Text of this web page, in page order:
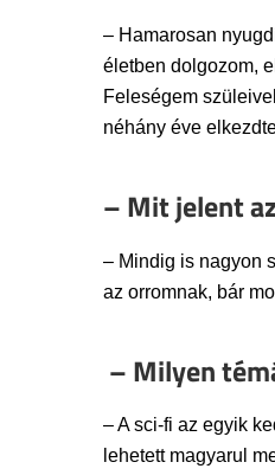
– Hamarosan
életben dolgozom,
Feleségem
néhány éve
– Mit jelent
– Mindig is nagyon
az orromnak, bár
– Milyen
– A sci-fi az egyik
lehetett magyarul